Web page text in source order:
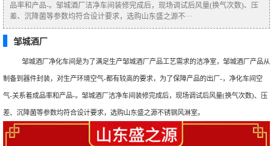
品率和产品-。邹城酒厂洁净车间装修完成后，现场调试后风量(换气次数)、压
差、沉降菌等参数均符合设计要求，选购山东盛之源不···
邹城酒厂
邹城酒厂净化车间是为了满足生产邹城酒厂产品工艺需求的洁净室，邹城酒厂产品从
制备到器件封装，对生产环境空气-都有较高的要求，为了保障产品的出厂-，净化车间空
气-关系着成品率和产品-。邹城酒厂洁净车间装修完成后，现场调试后风量(换气次数)、压
差、沉降菌等参数均符合设计要求，选购山东盛之源不锈钢风淋室。